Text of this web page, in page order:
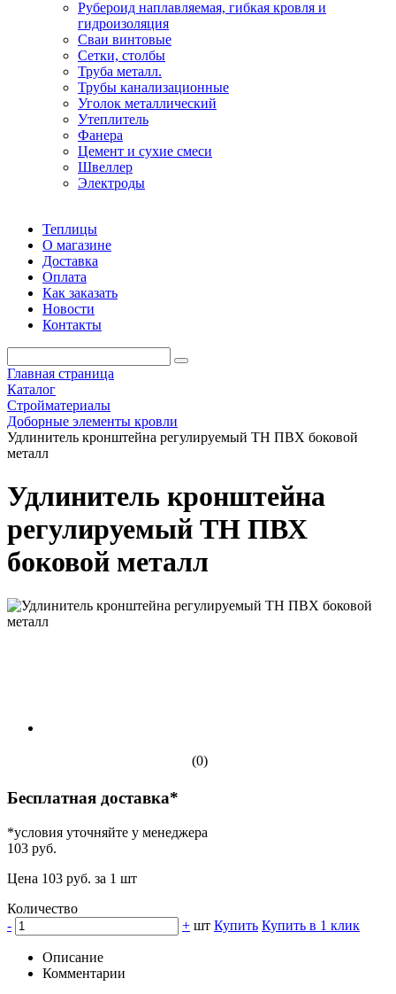
Рубероид наплавляемая, гибкая кровля и
гидроизоляция
Сваи винтовые
Сетки, столбы
Труба металл.
Трубы канализационные
Уголок металлический
Утеплитель
Фанера
Цемент и сухие смеси
Швеллер
Электроды
Теплицы
О магазине
Доставка
Оплата
Как заказать
Новости
Контакты
Главная страница
Каталог
Стройматериалы
Доборные элементы кровли
Удлинитель кронштейна регулируемый ТН ПВХ боковой
металл
Удлинитель кронштейна
регулируемый ТН ПВХ
боковой металл
(0)
Бесплатная доставка*
*условия уточняйте у менеджера
103 руб.
Цена 103 руб. за 1 шт
Количество
-
+ шт Купить Купить в 1 клик
Описание
Комментарии